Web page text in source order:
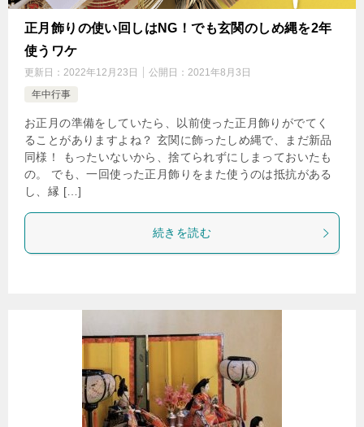
正月飾りの使い回しはNG！でも玄関のしめ縄を2年
使うワケ
更新日： 2022年12月23日 公開日： 2021年8月3日
年中行事
お正月の準備をしていたら、以前使った正月飾りがでてく
ることがありますよね？ 玄関に飾ったしめ縄で、まだ新品
同様！ もったいないから、捨てられずにしまっておいたも
の。 でも、一回使った正月飾りをまた使うのは抵抗がある
し、縁 […]
続きを読む